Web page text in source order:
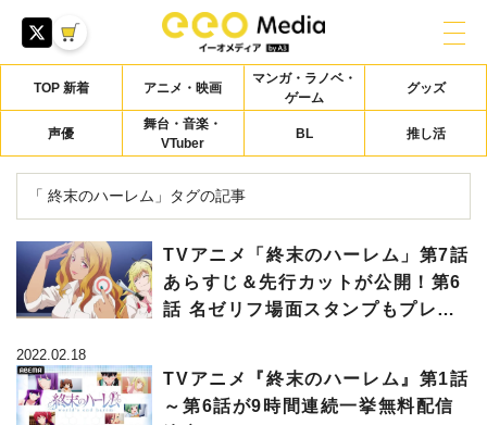
TOP 新着 アニメ・映画
マンガ・ラノベ・
ゲーム
グッズ
声優
舞台・音楽・
VTuber
BL 推し活
「 終末のハーレム」タグの記事
TVアニメ「終末のハーレム」第7話
あらすじ＆先行カットが公開！第6
話 名ゼリフ場面スタンプもプレゼ
2022.02.18
TVアニメ『終末のハーレム』第1話
～第6話が9時間連続一挙無料配信